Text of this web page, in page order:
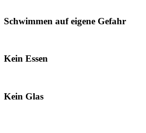
Schwimmen auf eigene Gefahr
Kein Essen
Kein Glas